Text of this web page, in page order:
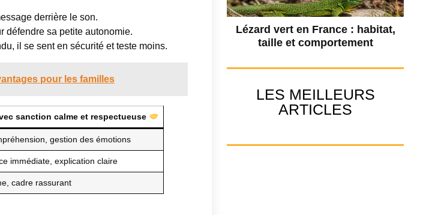
derrière le son.
défendre sa petite autonomie.
il se sent en sécurité et teste moins.
pour les familles
sanction calme et respectueuse
gestion des émotions
immédiate, explication claire
cadre rassurant
Lézard vert en France : habitat,
taille et comportement
LES MEILLEURS
ARTICLES